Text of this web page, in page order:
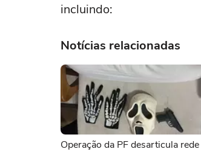
incluindo:
Notícias relacionadas
Operação da PF desarticula rede